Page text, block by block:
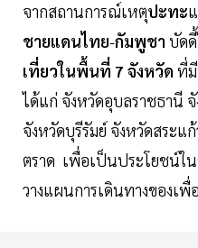
จากสถานการณ์เหตุปะทะ
ชายแดนไทย-กัมพูชา บัด
เที่ยวในพื้นที่ 7 จังหวัด ที่
ได้แก่ จังหวัดอุบลราชธานี
จังหวัดบุรีรัมย์ จังหวัดสระแ
ตราด เพื่อเป็นประโยชน์ใ
วางแผนการเดินทางของเพื่